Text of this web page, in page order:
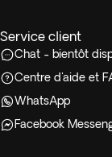
Service client
Chat - bientôt
Centre d'aide et
WhatsApp
Facebook